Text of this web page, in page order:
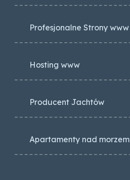
Profesjonalne Strony www
Hosting www
Producent Jachtów
Apartamenty nad morzem